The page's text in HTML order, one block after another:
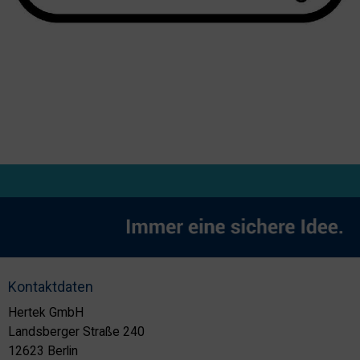
Kontaktdaten
Hertek GmbH
Landsberger Straße 240
12623 Berlin